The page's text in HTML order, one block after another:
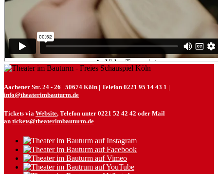
Aachener Str. 24 - 26 | 50674 Köln | Telefon 0221 95 14 43 1 |
info@theaterimbauturm.de
Tickets via Website, Telefon unter 0221 52 42 42 oder Mail
an tickets@theaterimbauturm.de